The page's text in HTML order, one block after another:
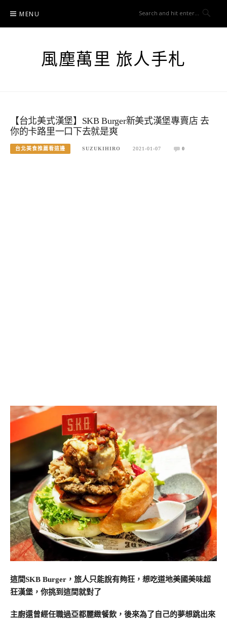
content
MENU
風塵萬里 旅人手札
【台北美式漢堡】SKB Burger新美式漢堡專賣店 去
你的卡路里一口下去就是爽
台北美食推薦看這邊 SUZUKIHIRO 2021-01-07 0
這間SKB Burger，旅人只能說有夠狂，想吃道地美國美味超
狂漢堡，你挑到這間就對了
主廚還曾經任職過亞都麗緻餐飲，後來為了自己的夢想跳出來